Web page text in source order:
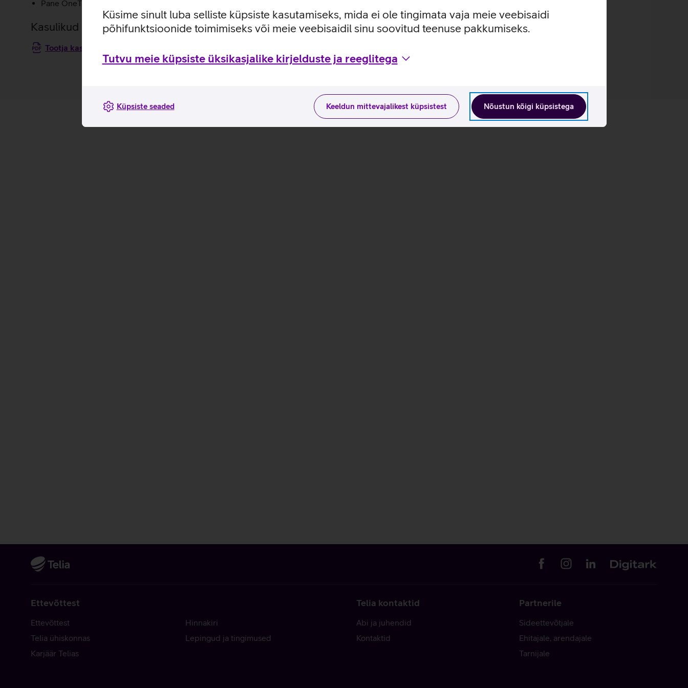
Küsime sinult luba selliste küpsiste kasutamiseks, mida ei ole tingimata vaja meie veebisaidi
põhifunktsioonide toimimiseks või meie veebisaidil sinu soovitud teenuse pakkumiseks.
Tutvu meie küpsiste üksikasjalike kirjelduste ja reeglitega
Nõustun kõigi küpsistega
Keeldun mittevajalikest küpsistest
Küpsiste seaded
Pane OneTag oma võtmete, seljakoti, rahakoti, pagasi või isegi lemmiklooma külge.
Kasulikud lingid
Tootja kasutusjuhend Nova OneTag asjade leidjale_EST
Ettevõttest
Ettevõttest
Telia ühiskonnas
Karjäär Telias
Hinnakiri
Lepingud ja tingimused
Telia kontaktid
Abi ja juhendid
Kontaktid
Partnerile
Sideettevõtjale
Ehitajale, arendajale
Tarnijale